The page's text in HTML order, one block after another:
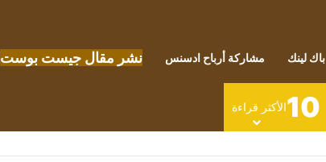
باك لينك مشاركة أرباح ادسنس نشر مقال جيست بوست
10الأكثر قراءة